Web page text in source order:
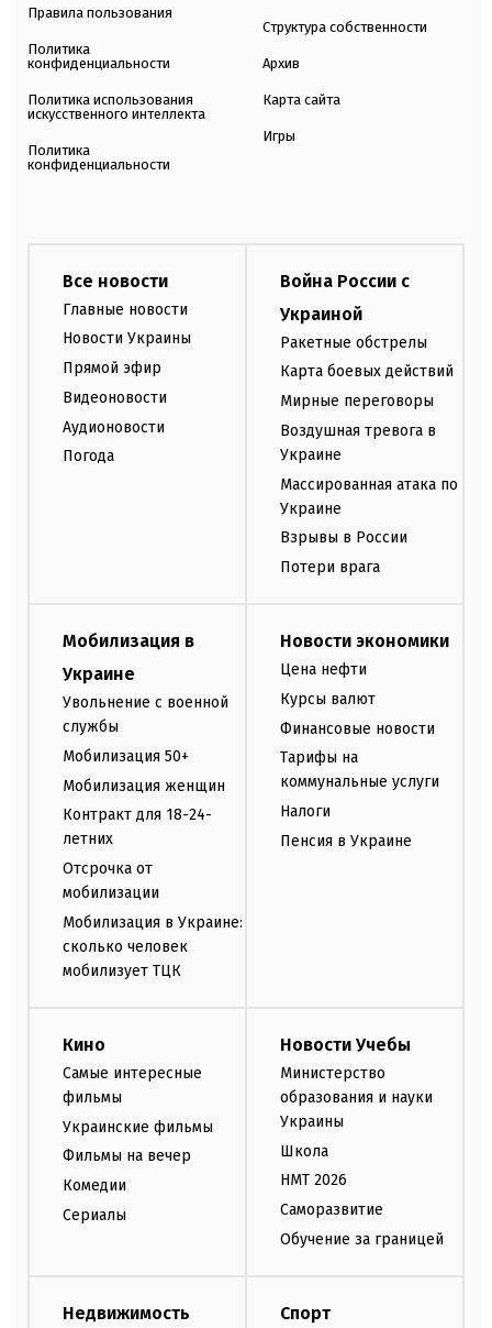
Правила пользования
Политика
конфиденциальности
Политика использования
искусственного интеллекта
Политика
конфиденциальности
Структура собственности
Архив
Карта сайта
Игры
Все новости
Главные новости
Новости Украины
Прямой эфир
Видеоновости
Аудионовости
Погода
Война России с
Украиной
Ракетные обстрелы
Карта боевых действий
Мирные переговоры
Воздушная тревога в
Украине
Массированная атака по
Украине
Взрывы в России
Потери врага
Мобилизация в
Украине
Увольнение с военной
службы
Мобилизация 50+
Мобилизация женщин
Контракт для 18-24-
летних
Отсрочка от
мобилизации
Мобилизация в Украине:
сколько человек
мобилизует ТЦК
Новости экономики
Цена нефти
Курсы валют
Финансовые новости
Тарифы на
коммунальные услуги
Налоги
Пенсия в Украине
Кино
Самые интересные
фильмы
Украинские фильмы
Фильмы на вечер
Комедии
Сериалы
Новости Учебы
Министерство
образования и науки
Украины
Школа
НМТ 2026
Саморазвитие
Обучение за границей
Недвижимость Спорт